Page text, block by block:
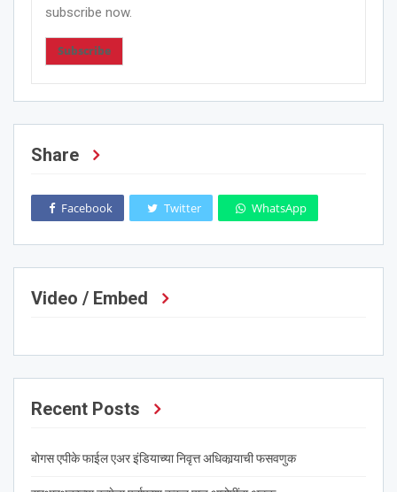
subscribe now.
Subscribe
Share
Facebook Twitter WhatsApp
Video / Embed
Recent Posts
बोगस एपीके फाईल एअर इंडियाच्या निवृत्त अधिकार्‍याची फसवणुक